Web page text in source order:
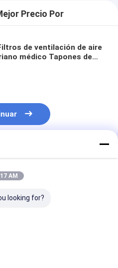
Precio Por
de ventilación de aire
médico Tapones de
AM
looking for?